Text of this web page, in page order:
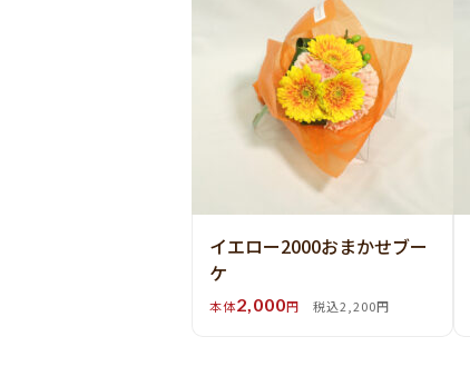
イエロー2000おまかせブー
ケ
本体2,000円 税込2,200円